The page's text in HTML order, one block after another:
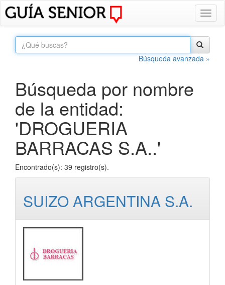
Búsqueda avanzada »
Búsqueda por nombre
de la entidad:
'DROGUERIA
BARRACAS S.A..'
Encontrado(s): 39 registro(s).
SUIZO ARGENTINA S.A.